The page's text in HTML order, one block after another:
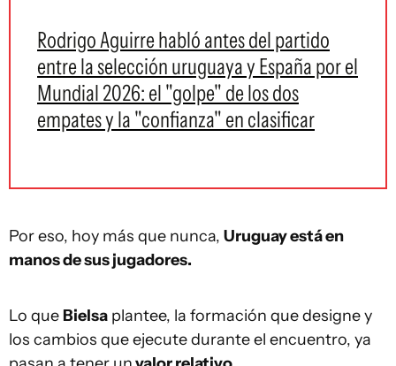
Rodrigo Aguirre habló antes del partido
entre la selección uruguaya y España por el
Mundial 2026: el "golpe" de los dos
empates y la "confianza" en clasificar
Por eso, hoy más que nunca, Uruguay está en
manos de sus jugadores.
Lo que Bielsa plantee, la formación que designe y
los cambios que ejecute durante el encuentro, ya